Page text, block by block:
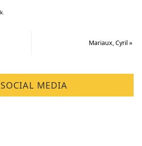
.
Mariaux, Cyril»
MEDIA